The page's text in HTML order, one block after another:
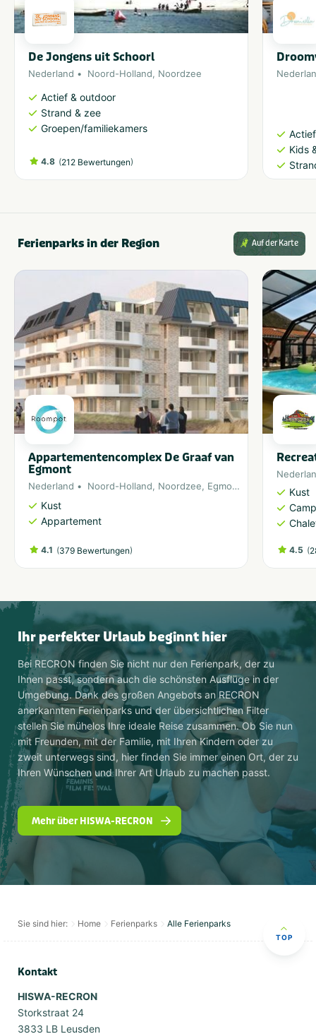
De Jongens uit Schoorl
Nederland Noord-Holland, Noordzee
Actief & outdoor
Strand & zee
Groepen/familiekamers
4.8 (212 Bewertungen)
Kids
Ferienparks in der Region Auf der Karte
Appartementencomplex De Graaf van
Egmont
Nederland Noord-Holland, Noordzee, Egmond aan Zee
Kust
Appartement
4.1 (379 Bewertungen)
Kust
4.5 (
Ihr perfekter Urlaub beginnt hier
Bei RECRON finden Sie nicht nur den Ferienpark, der zu
Ihnen passt, sondern auch die schönsten Ausflüge in der
Umgebung. Dank des großen Angebots an RECRON
anerkannten Ferienparks und der übersichtlichen Filter
stellen Sie mühelos Ihre ideale Reise zusammen. Ob Sie nun
mit Freunden, mit der Familie, mit Ihren Kindern oder zu
zweit unterwegs sind, hier finden Sie immer einen Ort, der zu
Ihren Wünschen und Ihrer Art Urlaub zu machen passt.
Mehr über HISWA-RECRON
Sie sind hier: Home Ferienparks Alle Ferienparks
TOP
Kontakt
HISWA-RECRON
Storkstraat 24
3833 LB Leusden